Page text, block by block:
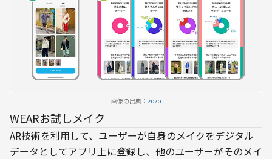
画像の出典： zozo
WEARお試しメイク
AR技術を利用して、ユーザーが自身のメイクをデジタル
データとしてアプリ上に登録し、他のユーザーがそのメイ